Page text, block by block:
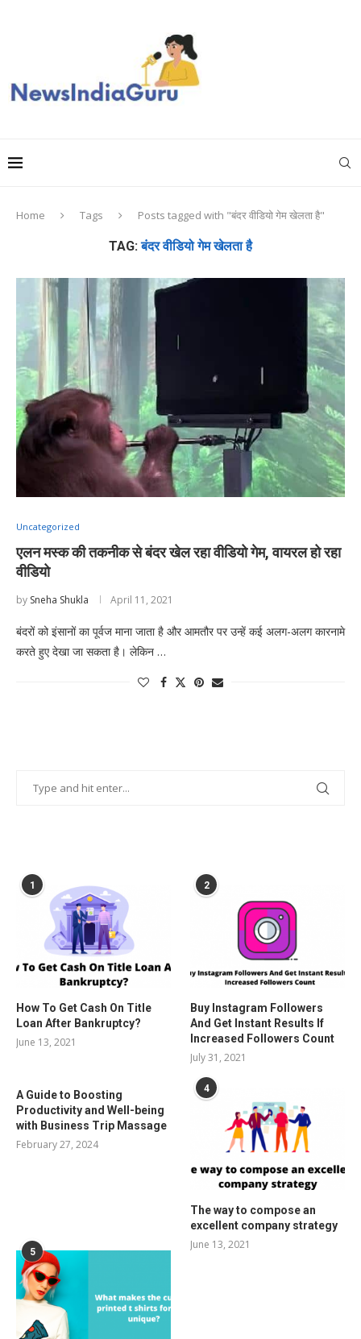
Home Tags Posts tagged with "बंदर वीडियो गेम खेलता है"
TAG:बंदर वीडियो गेम खेलता है
Uncategorized
एलन मस्क की तकनीक से बंदर खेल रहा वीडियो गेम, वायरल हो रहा
वीडियो
by Sneha Shukla April 11, 2021
बंदरों को इंसानों का पूर्वज माना जाता है और आमतौर पर उन्हें कई अलग-अलग कारनामे
करते हुए देखा जा सकता है। लेकिन …
1
How To Get Cash On Title
Loan After Bankruptcy?
June 13, 2021
2
Buy Instagram Followers
And Get Instant Results If
Increased Followers Count
July 31, 2021
A Guide to Boosting
Productivity and Well-being
with Business Trip Massage
February 27, 2024
4
The way to compose an
excellent company strategy
June 13, 2021
5